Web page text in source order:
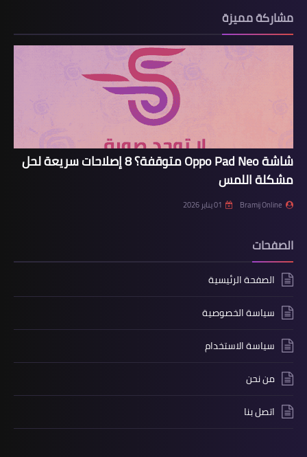
مشاركة مميزة
شاشة Oppo Pad Neo متوقفة؟ 8 إصلاحات سريعة لحل
مشكلة اللمس
Bramij Online 01 يناير 2026
الصفحات
الصفحة الرئيسية
سياسة الخصوصية
سياسة الاستخدام
من نحن
اتصل بنا